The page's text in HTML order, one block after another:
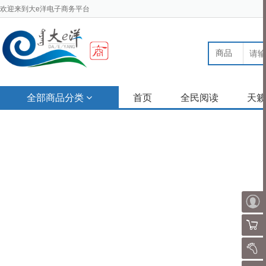
欢迎来到大e洋电子商务平台
商品
全部商品分类 首页 全民阅读 天
购物
我的